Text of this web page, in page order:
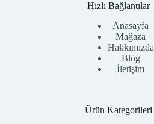
Hızlı Bağlantılar
Anasayfa
Mağaza
Hakkımızda
Blog
İletişim
Ürün Kategorileri